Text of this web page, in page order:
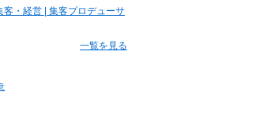
客・経営 | 集客プロデューサ
一覧を見る